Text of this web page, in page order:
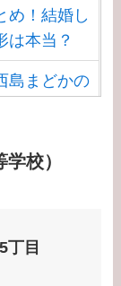
め！結婚し
は本当？
島まどかの
馴れ初め
のエピソー
校）
丁目